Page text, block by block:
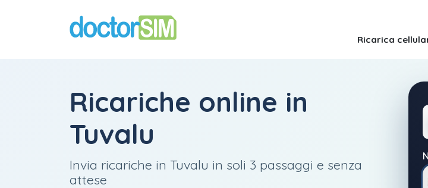
Ricarica
Ricariche online in
Tuvalu
Invia ricariche in Tuvalu in soli 3 passaggi e senza
attese